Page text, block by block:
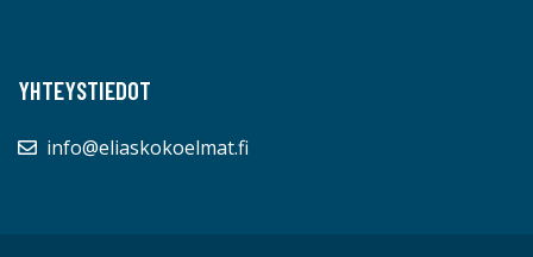
YHTEYSTIEDOT
info@eliaskokoelmat.fi